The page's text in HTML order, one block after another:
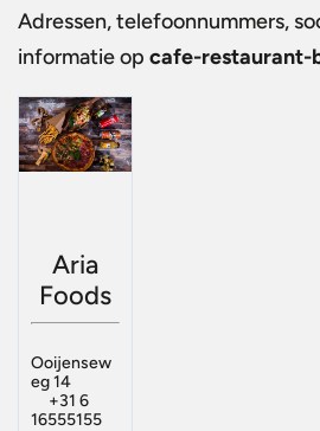
Adressen, telefoonnummers,
informatie op cafe-restaurant-
Aria
Foods
Ooijensew
eg 14
+31 6
16555155